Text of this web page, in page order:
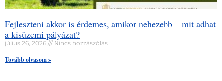
Fejleszteni akkor is érdemes, amikor nehezebb – mit adhat
a kisüzemi pályázat?
július 26, 2026 Nincs hozzászólás
Tovább olvasom »